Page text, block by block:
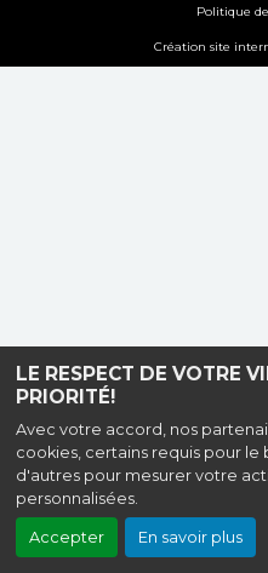
LE RESPECT DE VOTRE
PRIORITÉ!
Avec votre accord, nos
cookies, certains requis pour le
d'autres pour mesurer votre
personnalisées.
Accepter En savoir plus
Politique
Création site